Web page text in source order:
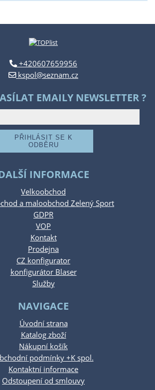
+420607659956
kspol@seznam.cz
EMAILY NEWSLETTER ?
INFORMACE
Velkoobchod
a maloobchod Zelený Sport
GDPR
VOP
Kontakt
Prodejna
CZ konfigurator
konfigurátor Blaser
Služby
NAVIGACE
Úvodní strana
Katalog zboží
Nákupní košík
podmínky +K spol.
Kontaktní informace
Odstoupení od smlouvy